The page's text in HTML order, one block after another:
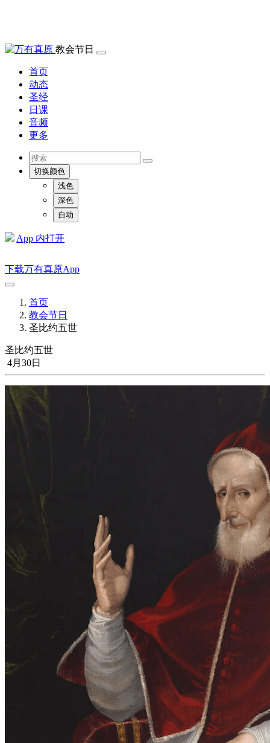
教会节日
首页
动态
圣经
日课
音频
更多
切换颜色
浅色
深色
自动
App 内打开
下载万有真原App
首页
教会节日
圣比约五世
圣比约五世
4月30日